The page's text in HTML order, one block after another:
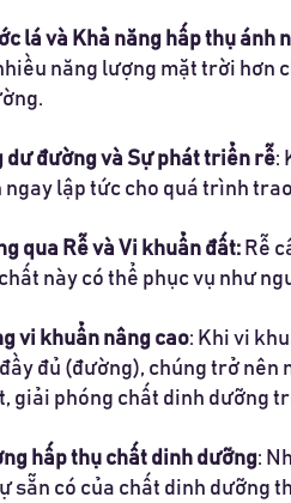
lá và Khả năng hấp thụ ánh
năng lượng mặt trời hơn
dư đường và Sự phát triển rễ:
ngay lập tức cho quá trình
qua Rễ và Vi khuẩn đất: Rễ
này có thể phục vụ như
vi khuẩn nâng cao: Khi vi
đủ (đường), chúng trở nên
giải phóng chất dinh dưỡng
hấp thụ chất dinh dưỡng:
sẵn có của chất dinh dưỡng